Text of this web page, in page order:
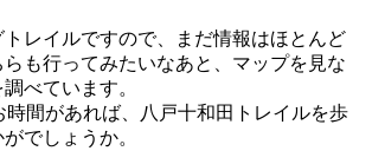
レイルですので、まだ情報はほとんど
も行ってみたいなあと、マップを見な
べています。
時間があれば、八戸十和田トレイルを歩
でしょうか。